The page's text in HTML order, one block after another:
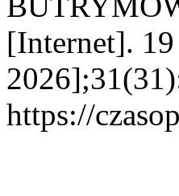
[Internet].
https://